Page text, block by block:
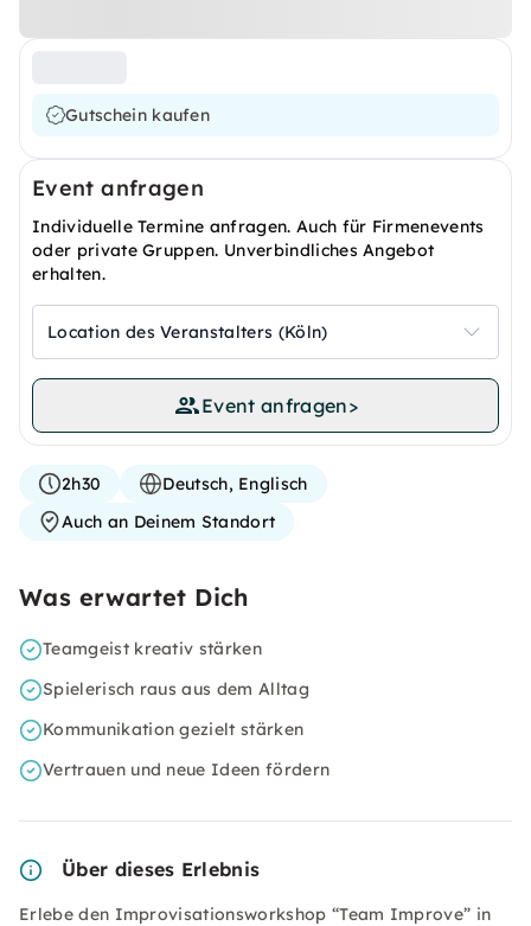
Gutschein kaufen
Event anfragen
Individuelle Termine anfragen. Auch für Firmenevents
oder private Gruppen. Unverbindliches Angebot
erhalten.
Location des Veranstalters (Köln)
Event anfragen>
2h30
Deutsch, Englisch
Auch an Deinem Standort
Was erwartet Dich
Teamgeist kreativ stärken
Spielerisch raus aus dem Alltag
Kommunikation gezielt stärken
Vertrauen und neue Ideen fördern
Über dieses Erlebnis
Erlebe den Improvisationsworkshop “Team Improve” in